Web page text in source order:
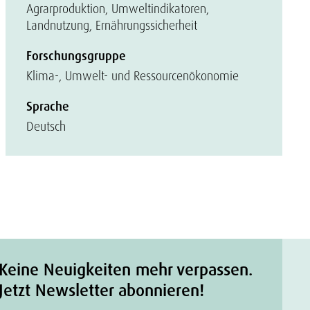
Agrarproduktion, Umweltindikatoren,
Landnutzung, Ernährungssicherheit
Forschungsgruppe
Klima-, Umwelt- und Ressourcenökonomie
Sprache
Deutsch
Keine Neuigkeiten mehr verpassen.
Jetzt Newsletter abonnieren!